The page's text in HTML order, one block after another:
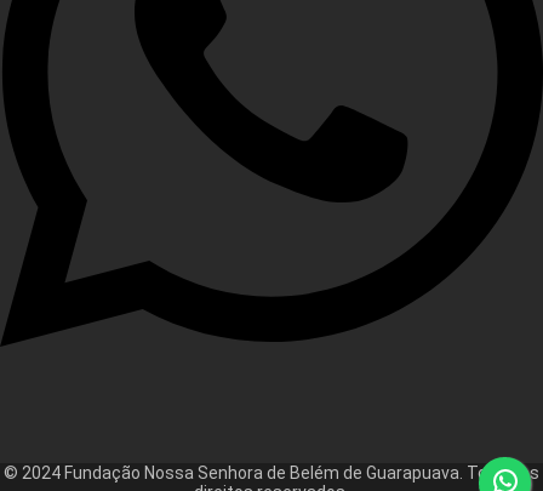
© 2024 Fundação Nossa Senhora de Belém de Guarapuava. Todos os